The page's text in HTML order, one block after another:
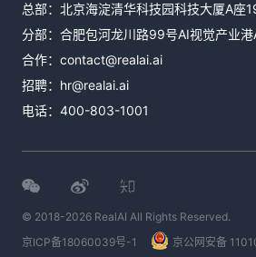
总部：北京海淀清华科技园科技大厦A座
分部：合肥包河龙川路99号AI视觉产业
合作： contact@realai.ai
招聘： hr@realai.ai
电话： 400-803-1001
© 2018-2026 RealAI All Rights Reserved.
京ICP备18060039号-1
京公网安备